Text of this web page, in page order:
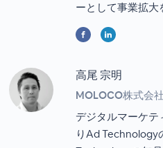
ーとして事業拡大
高尾 宗明
MOLOCO株式会
デジタルマーケ
りAd